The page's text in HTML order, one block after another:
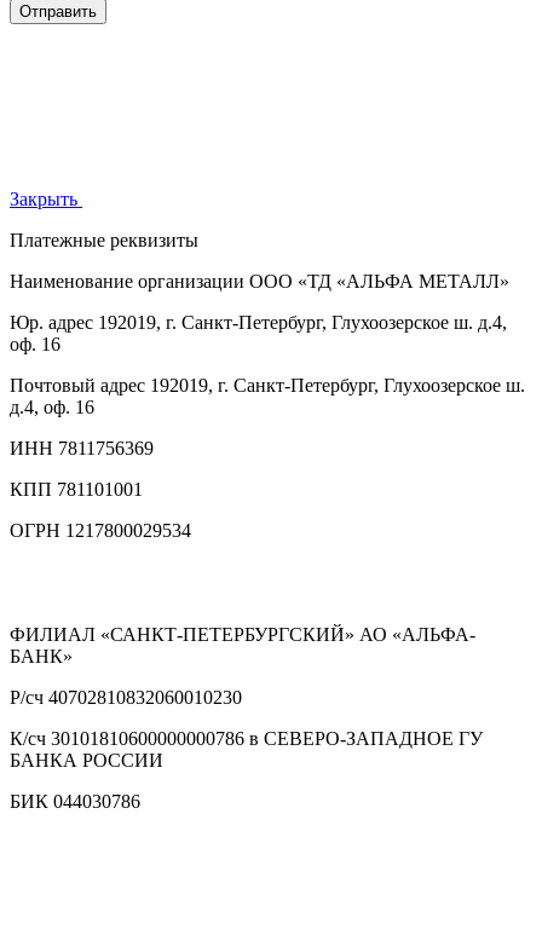
Отправить
Закрыть
Платежные реквизиты
Наименование организации ООО «ТД «АЛЬФА МЕТАЛЛ»
Юр. адрес 192019, г. Санкт-Петербург, Глухоозерское ш. д.4,
оф. 16
Почтовый адрес 192019, г. Санкт-Петербург, Глухоозерское ш.
д.4, оф. 16
ИНН 7811756369
КПП 781101001
ОГРН 1217800029534
ФИЛИАЛ «САНКТ-ПЕТЕРБУРГСКИЙ» АО «АЛЬФА-
БАНК»
Р/сч 40702810832060010230
К/сч 30101810600000000786 в СЕВЕРО-ЗАПАДНОЕ ГУ
БАНКА РОССИИ
БИК 044030786